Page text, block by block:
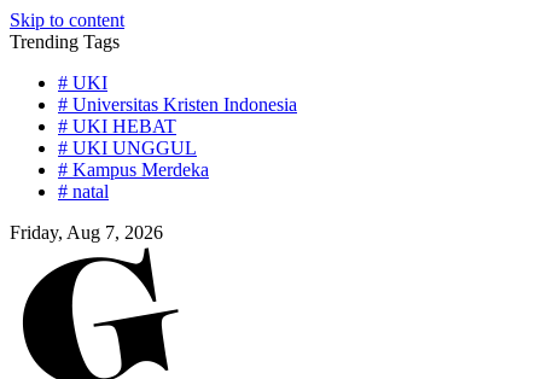
Skip to content
Trending Tags
# UKI
# Universitas Kristen Indonesia
# UKI HEBAT
# UKI UNGGUL
# Kampus Merdeka
# natal
Friday, Aug 7, 2026